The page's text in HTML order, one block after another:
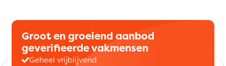
Groot en groeiend aanbod
geverifieerde vakmensen
Geheel vrijblijvend